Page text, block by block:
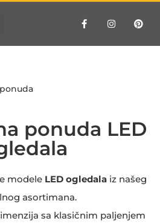
ponuda LED
modele LED ogledalaiz našeg
asortimana.
sa klasičnim paljenjem